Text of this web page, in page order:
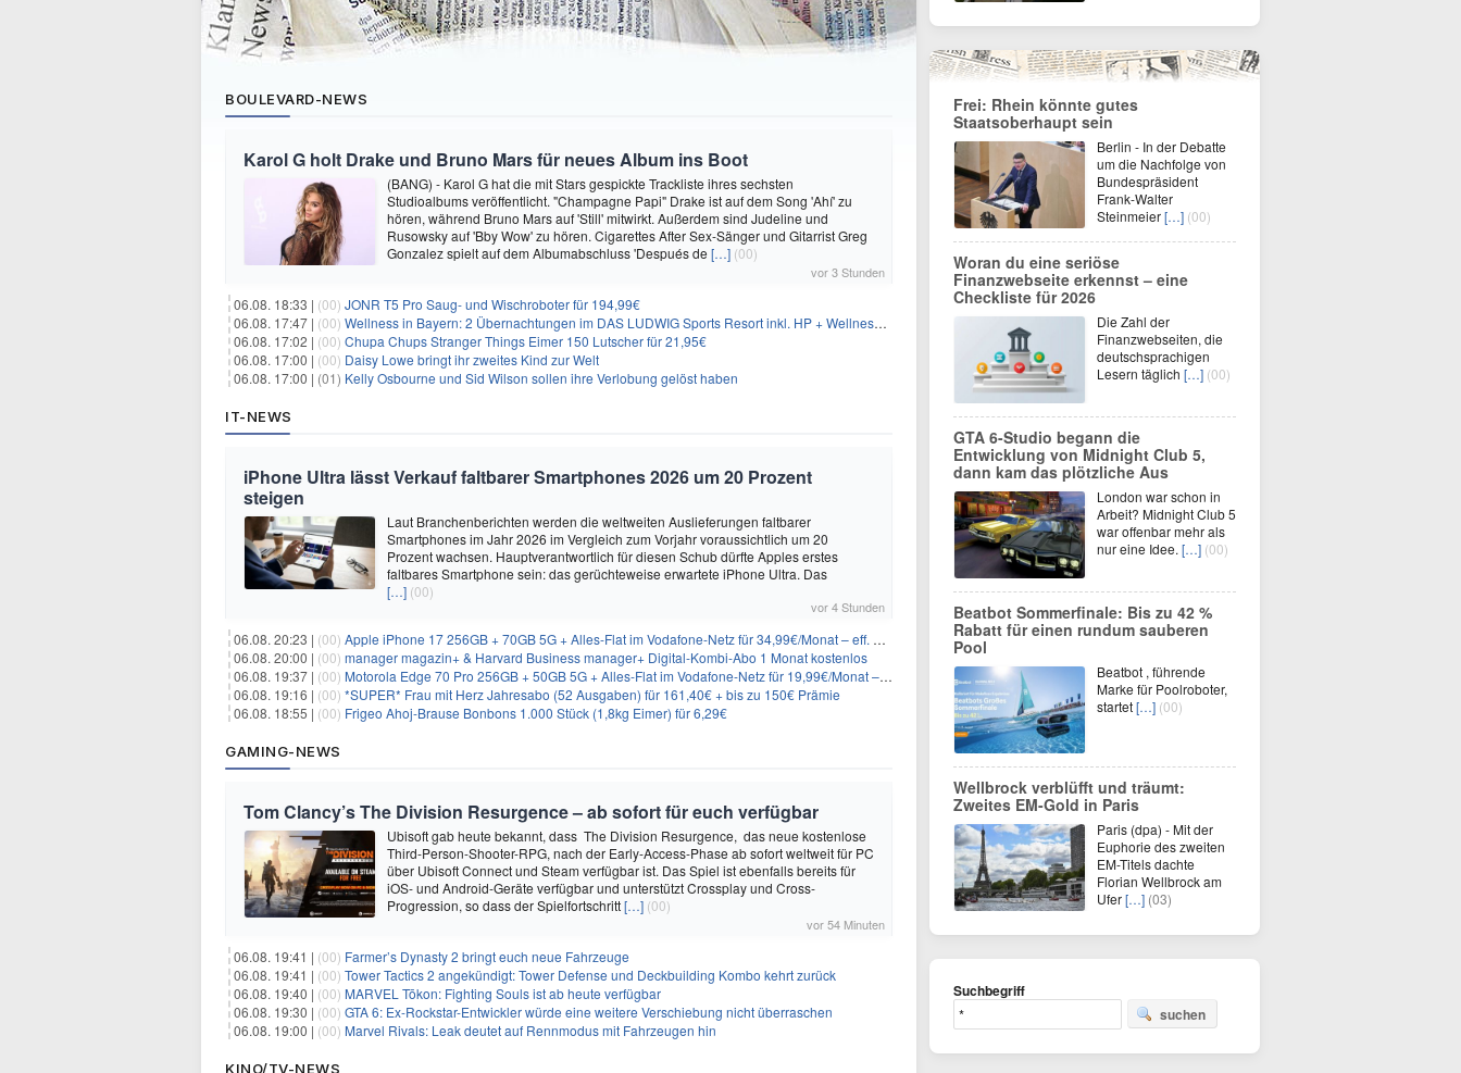
BOULEVARD-NEWS
Karol G holt Drake und Bruno Mars für neues Album ins Boot
(BANG) - Karol G hat die mit Stars gespickte Trackliste ihres sechsten
Studioalbums veröffentlicht. "Champagne Papi" Drake ist auf dem Song 'Ahí' zu
hören, während Bruno Mars auf 'Still' mitwirkt. Außerdem sind Judeline und
Rusowsky auf 'Bby Wow' zu hören. Cigarettes After Sex-Sänger und Gitarrist Greg
Gonzalez spielt auf dem Albumabschluss 'Después de […] (00)
vor 3 Stunden
06.08. 18:33 | (00) JONR T5 Pro Saug- und Wischroboter für 194,99€
06.08. 17:47 | (00) Wellness in Bayern: 2 Übernachtungen im DAS LUDWIG Sports Resort inkl. HP + Wellness ab 174€ p.P.
06.08. 17:02 | (00) Chupa Chups Stranger Things Eimer 150 Lutscher für 21,95€
06.08. 17:00 | (00) Daisy Lowe bringt ihr zweites Kind zur Welt
06.08. 17:00 | (01) Kelly Osbourne und Sid Wilson sollen ihre Verlobung gelöst haben
IT-NEWS
iPhone Ultra lässt Verkauf faltbarer Smartphones 2026 um 20 Prozent
steigen
Laut Branchenberichten werden die weltweiten Auslieferungen faltbarer
Smartphones im Jahr 2026 im Vergleich zum Vorjahr voraussichtlich um 20
Prozent wachsen. Hauptverantwortlich für diesen Schub dürfte Apples erstes
faltbares Smartphone sein: das gerüchteweise erwartete iPhone Ultra. Das
[…] (00)
vor 4 Stunden
06.08. 20:23 | (00) Apple iPhone 17 256GB + 70GB 5G + Alles-Flat im Vodafone-Netz für 34,99€/Monat – eff. 4,65€/Monat
06.08. 20:00 | (00) manager magazin+ & Harvard Business manager+ Digital-Kombi-Abo 1 Monat kostenlos
06.08. 19:37 | (00) Motorola Edge 70 Pro 256GB + 50GB 5G + Alles-Flat im Vodafone-Netz für 19,99€/Monat – eff. 0,61€/Monat
06.08. 19:16 | (00) *SUPER* Frau mit Herz Jahresabo (52 Ausgaben) für 161,40€ + bis zu 150€ Prämie
06.08. 18:55 | (00) Frigeo Ahoj-Brause Bonbons 1.000 Stück (1,8kg Eimer) für 6,29€
GAMING-NEWS
Tom Clancy’s The Division Resurgence – ab sofort für euch verfügbar
Ubisoft gab heute bekannt, dass The Division Resurgence, das neue kostenlose
Third-Person-Shooter-RPG, nach der Early-Access-Phase ab sofort weltweit für PC
über Ubisoft Connect und Steam verfügbar ist. Das Spiel ist ebenfalls bereits für
iOS- und Android-Geräte verfügbar und unterstützt Crossplay und Cross-
Progression, so dass der Spielfortschritt[…] (00)
vor 54 Minuten
06.08. 19:41 | (00) Farmer’s Dynasty 2 bringt euch neue Fahrzeuge
06.08. 19:41 | (00) Tower Tactics 2 angekündigt: Tower Defense und Deckbuilding Kombo kehrt zurück
06.08. 19:40 | (00) MARVEL Tōkon: Fighting Souls ist ab heute verfügbar
06.08. 19:30 | (00) GTA 6: Ex-Rockstar-Entwickler würde eine weitere Verschiebung nicht überraschen
06.08. 19:00 | (00) Marvel Rivals: Leak deutet auf Rennmodus mit Fahrzeugen hin
KINO/TV-NEWS
Frei: Rhein könnte gutes
Staatsoberhaupt sein
Berlin - In der Debatte
um die Nachfolge von
Bundespräsident
Frank-Walter
Steinmeier[…] (00)
Woran du eine seriöse
Finanzwebseite erkennst – eine
Checkliste für 2026
Die Zahl der
Finanzwebseiten, die
deutschsprachigen
Lesern täglich […] (00)
GTA 6-Studio begann die
Entwicklung von Midnight Club 5,
dann kam das plötzliche Aus
London war schon in
Arbeit? Midnight Club 5
war offenbar mehr als
nur eine Idee. […] (00)
Beatbot Sommerfinale: Bis zu 42 %
Rabatt für einen rundum sauberen
Pool
Beatbot , führende
Marke für Poolroboter,
startet[…] (00)
Wellbrock verblüfft und träumt:
Zweites EM-Gold in Paris
Paris (dpa) - Mit der
Euphorie des zweiten
EM-Titels dachte
Florian Wellbrock am
Ufer[…] (03)
Suchbegriff
suchen